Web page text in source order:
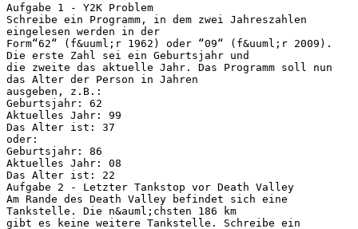
Aufgabe 1 - Y2K Problem
Schreibe ein Programm, in dem zwei Jahreszahlen
eingelesen werden in der
Form“62“ (f&uuml;r 1962) oder “09“ (f&uuml;r 2009).
Die erste Zahl sei ein Geburtsjahr und
die zweite das aktuelle Jahr. Das Programm soll nun
das Alter der Person in Jahren
ausgeben, z.B.:
Geburtsjahr: 62
Aktuelles Jahr: 99
Das Alter ist: 37
oder:
Geburtsjahr: 86
Aktuelles Jahr: 08
Das Alter ist: 22
Aufgabe 2 - Letzter Tankstop vor Death Valley
Am Rande des Death Valley befindet sich eine
Tankstelle. Die n&auml;chsten 186 km
gibt es keine weitere Tankstelle. Schreibe ein